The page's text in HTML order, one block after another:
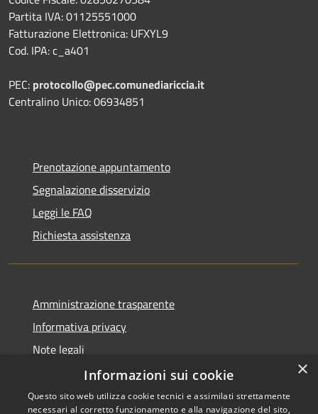
Partita IVA: 01125551000
Fatturazione Elettronica: UFXYL9
Cod. IPA: c_a401
PEC: protocollo@pec.comunediariccia.it
Centralino Unico: 06934851
Prenotazione appuntamento
Segnalazione disservizio
Leggi le FAQ
Richiesta assistenza
Amministrazione trasparente
Informativa privacy
Note legali
Dichiarazione di accessibilità
×
Informazioni sui cookie
Questo sito web utilizza cookie tecnici e assimilati strettamente
necessari al corretto funzionamento e alla navigazione del sito,